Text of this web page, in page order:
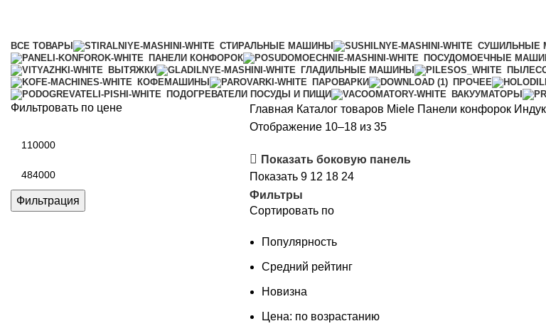
ВСЕ ТОВАРЫ СТИРАЛЬНЫЕ МАШИНЫ СУШИЛЬНЫЕ
ПАНЕЛИ КОНФОРОК
ПОСУДОМОЕЧНЫЕ
ВЫТЯЖКИ
ГЛАДИЛЬНЫЕ МАШИНЫ
КОФЕМАШИНЫ
ПАРОВАРКИ ПРОЧЕЕ
ПОДОГРЕВАТЕЛИ ПОСУДЫ И ПИЩИ
ВАКУУМАТОРЫ
Фильтровать по цене
Фильтрация
Главная Каталог товаров Miele Панели конфорок
Отображение 10–18 из 35Цены:
возрастанию
Показать боковую панель
Показать 9 12 18 24
Фильтры
Сортировать по
Популярность
Средний рейтинг
Новизна
Цена: по возрастанию